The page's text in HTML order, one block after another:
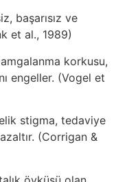
başarısız ve
et al., 1989)
korkusu,
engeller. (Vogel et
stigma, tedaviye
(Corrigan &